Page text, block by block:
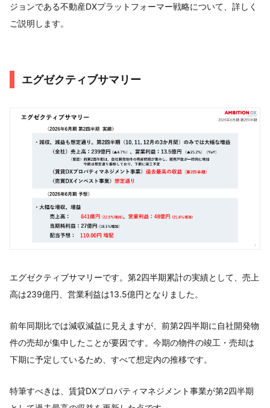
ジョンである不動産DXプラットフォーマー戦略について、詳しく
ご説明します。
エグゼクティブサマリー
エグゼクティブサマリーです。第2四半期累計の実績として、売上
高は239億円、営業利益は13.5億円となりました。
前年同期比では減収減益に見えますが、前第2四半期に自社開発物
件の売却が集中したことが要因です。今期の物件の竣工・売却は
下期に予定しているため、すべて想定内の推移です。
特筆すべきは、賃貸DXプロパティマネジメント事業が第2四半期